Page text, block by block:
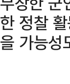
한 정찰
을 가능성